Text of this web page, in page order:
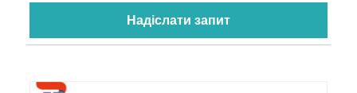
Надіслати запит